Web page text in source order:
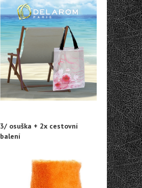
3/ osuška + 2x cestovní
balení